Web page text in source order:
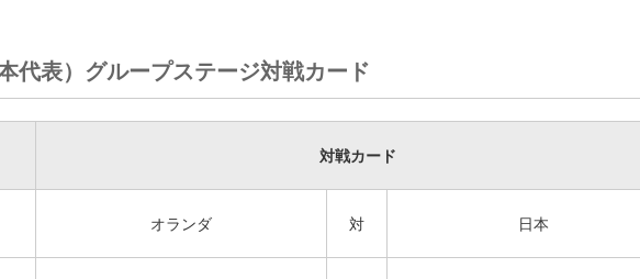
代表）グループステージ対戦カード
対戦カード
オランダ 対 日本